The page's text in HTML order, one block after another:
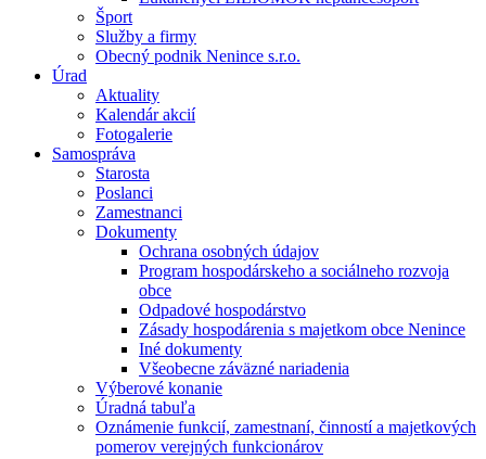
Šport
Služby a firmy
Obecný podnik Nenince s.r.o.
Úrad
Aktuality
Kalendár akcií
Fotogalerie
Samospráva
Starosta
Poslanci
Zamestnanci
Dokumenty
Ochrana osobných údajov
Program hospodárskeho a sociálneho rozvoja
obce
Odpadové hospodárstvo
Zásady hospodárenia s majetkom obce Nenince
Iné dokumenty
Všeobecne záväzné nariadenia
Výberové konanie
Úradná tabuľa
Oznámenie funkcií, zamestnaní, činností a majetkových
pomerov verejných funkcionárov